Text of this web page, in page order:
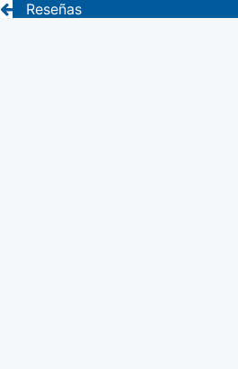
Reseñas